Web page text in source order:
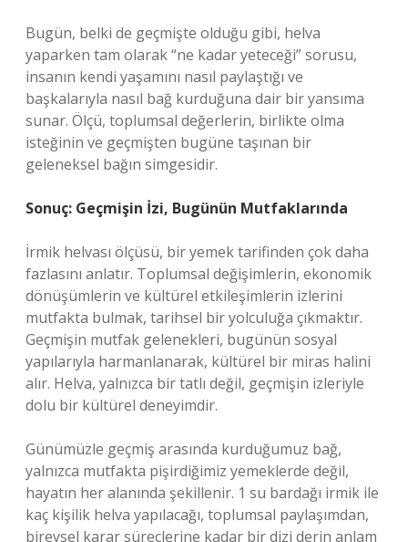
Bugün, belki de geçmişte olduğu gibi, helva
yaparken tam olarak “ne kadar yeteceği” sorusu,
insanın kendi yaşamını nasıl paylaştığı ve
başkalarıyla nasıl bağ kurduğuna dair bir yansıma
sunar. Ölçü, toplumsal değerlerin, birlikte olma
isteğinin ve geçmişten bugüne taşınan bir
geleneksel bağın simgesidir.
Sonuç: Geçmişin İzi, Bugünün Mutfaklarında
İrmik helvası ölçüsü, bir yemek tarifinden çok daha
fazlasını anlatır. Toplumsal değişimlerin, ekonomik
dönüşümlerin ve kültürel etkileşimlerin izlerini
mutfakta bulmak, tarihsel bir yolculuğa çıkmaktır.
Geçmişin mutfak gelenekleri, bugünün sosyal
yapılarıyla harmanlanarak, kültürel bir miras halini
alır. Helva, yalnızca bir tatlı değil, geçmişin izleriyle
dolu bir kültürel deneyimdir.
Günümüzle geçmiş arasında kurduğumuz bağ,
yalnızca mutfakta pişirdiğimiz yemeklerde değil,
hayatın her alanında şekillenir. 1 su bardağı irmik ile
kaç kişilik helva yapılacağı, toplumsal paylaşımdan,
bireysel karar süreçlerine kadar bir dizi derin anlam